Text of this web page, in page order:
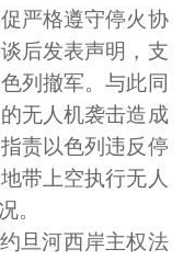
严格遵守停火协
后发表声明，支
列撤军。与此同
无人机袭击造成
责以色列违反停
带上空执行无人
。
旦河西岸主权法